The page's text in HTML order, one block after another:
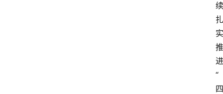
续
扎
实
推
进
“
四